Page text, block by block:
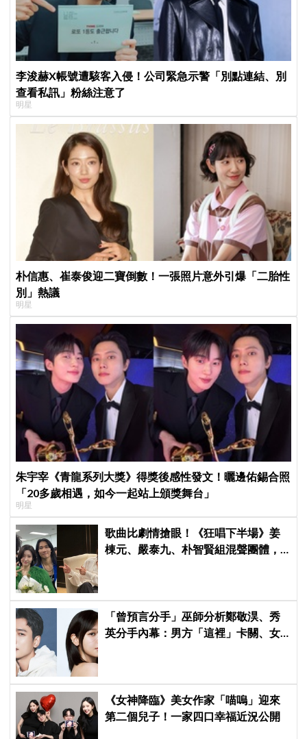
李浚赫X帳號遭駭客入侵！公司緊急示警「別點連結、別
查看私訊」粉絲注意了
明星
朴信惠、崔泰俊迎二寶倒數！一張照片意外引爆「二胎性
別」熱議
明星
朱宇宰《青龍系列大獎》得獎後感性發文！曬邊佑錫合照
「20多歲相遇，如今一起站上頒獎舞台」
明星
歌曲比劇情搶眼！《狂唱下半場》姜
棟元、嚴泰九、朴智賢組混聲團體，
「曾預言分手」巫師分析鄭敬淏、秀
英分手內幕：男方「這裡」卡關、女
《女神降臨》美女作家「喵嗚」迎來
第二個兒子！一家四口幸福近況公開